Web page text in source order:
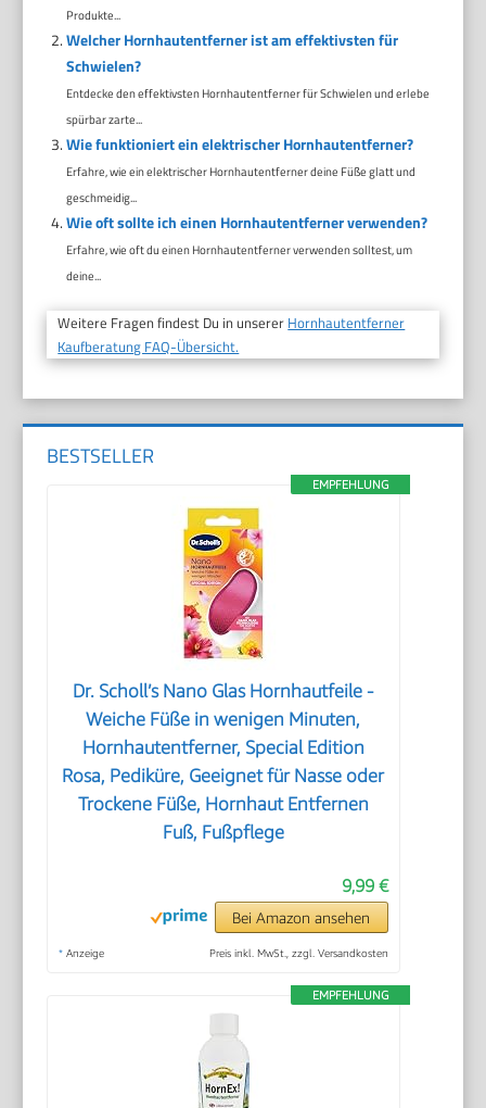
Produkte...
Welcher Hornhautentferner ist am effektivsten für
Schwielen?
Entdecke den effektivsten Hornhautentferner für Schwielen und erlebe
spürbar zarte...
Wie funktioniert ein elektrischer Hornhautentferner?
Erfahre, wie ein elektrischer Hornhautentferner deine Füße glatt und
geschmeidig...
Wie oft sollte ich einen Hornhautentferner verwenden?
Erfahre, wie oft du einen Hornhautentferner verwenden solltest, um
deine...
Weitere Fragen findest Du in unserer Hornhautentferner
Kaufberatung FAQ-Übersicht.
BESTSELLER
EMPFEHLUNG
Dr. Scholl’s Nano Glas Hornhautfeile -
Weiche Füße in wenigen Minuten,
Hornhautentferner, Special Edition
Rosa, Pediküre, Geeignet für Nasse oder
Trockene Füße, Hornhaut Entfernen
Fuß, Fußpflege
9,99 €
Bei Amazon ansehen
* Anzeige Preis inkl. MwSt., zzgl. Versandkosten
EMPFEHLUNG